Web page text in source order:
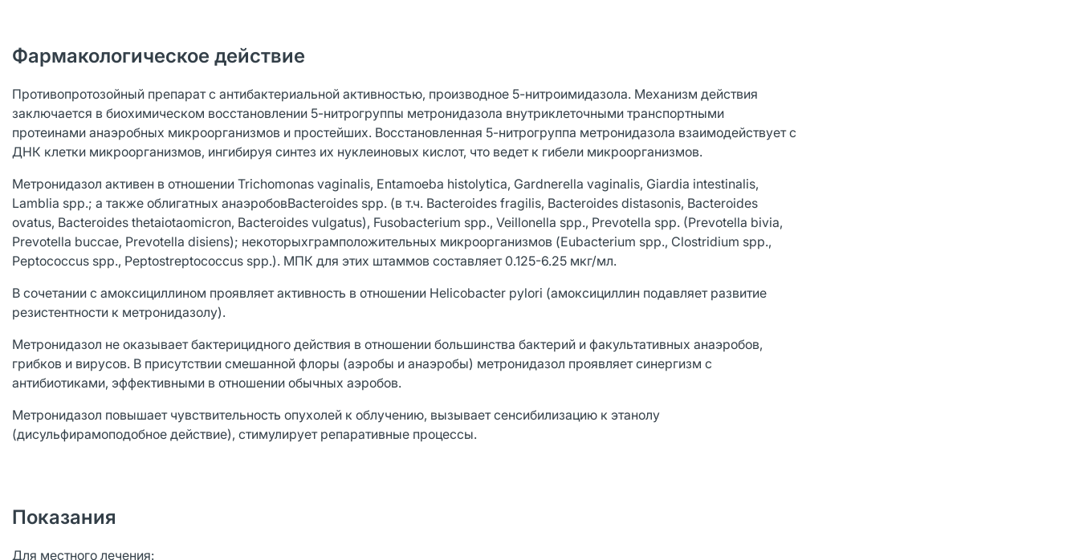
Фармакологическое действие
Противопротозойный препарат с антибактериальной активностью, производное 5-нитроимидазола. Механизм действия
заключается в биохимическом восстановлении 5-нитрогруппы метронидазола внутриклеточными транспортными
протеинами анаэробных микроорганизмов и простейших. Восстановленная 5-нитрогруппа метронидазола взаимодействует с
ДНК клетки микроорганизмов, ингибируя синтез их нуклеиновых кислот, что ведет к гибели микроорганизмов.
Метронидазол активен в отношении Trichomonas vaginalis, Entamoeba histolytica, Gardnerella vaginalis, Giardia intestinalis,
Lamblia spp.; а также облигатных анаэробовBacteroides spp. (в т.ч. Bacteroides fragilis, Bacteroides distasonis, Bacteroides
ovatus, Bacteroides thetaiotaomicron, Bacteroides vulgatus), Fusobacterium spp., Veillonella spp., Prevotella spp. (Prevotella bivia,
Prevotella buccae, Prevotella disiens); некоторыхграмположительных микроорганизмов (Eubacterium spp., Clostridium spp.,
Peptococcus spp., Peptostreptococcus spp.). МПК для этих штаммов составляет 0.125-6.25 мкг/мл.
В сочетании с амоксициллином проявляет активность в отношении Helicobacter pylori (амоксициллин подавляет развитие
резистентности к метронидазолу).
Метронидазол не оказывает бактерицидного действия в отношении большинства бактерий и факультативных анаэробов,
грибков и вирусов. В присутствии смешанной флоры (аэробы и анаэробы) метронидазол проявляет синергизм с
антибиотиками, эффективными в отношении обычных аэробов.
Метронидазол повышает чувствительность опухолей к облучению, вызывает сенсибилизацию к этанолу
(дисульфирамоподобное действие), стимулирует репаративные процессы.
Показания
Для местного лечения: